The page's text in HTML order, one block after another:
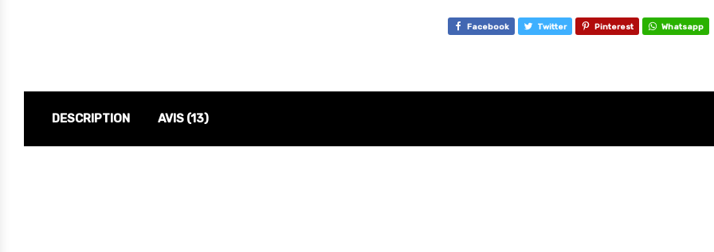
Facebook Twitter Pinterest Whatsapp
DESCRIPTION AVIS (13)